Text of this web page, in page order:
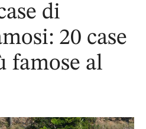
di
20 case
famose al